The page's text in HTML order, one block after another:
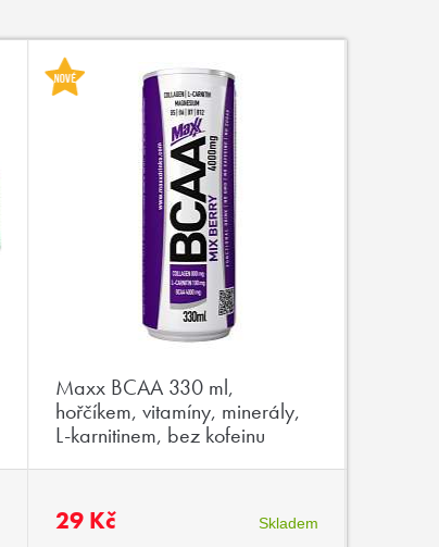
Maxx BCAA 330 ml,
hořčíkem, vitamíny, minerály,
L-karnitinem, bez kofeinu
29 Kč Skladem